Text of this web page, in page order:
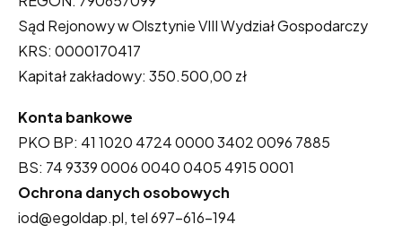
Sąd Rejonowy w Olsztynie VIII Wydział Gospodarczy
KRS: 0000170417
Kapitał zakładowy: 350.500,00 zł
Konta bankowe
PKO BP: 41 1020 4724 0000 3402 0096 7885
BS: 74 9339 0006 0040 0405 4915 0001
Ochrona danych osobowych
iod@egoldap.pl, tel 697-616-194